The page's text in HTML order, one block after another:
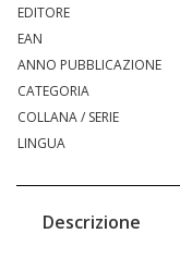
EDITORE
EAN
ANNO PUBBLICAZIONE
CATEGORIA
COLLANA / SERIE
LINGUA
Descrizione